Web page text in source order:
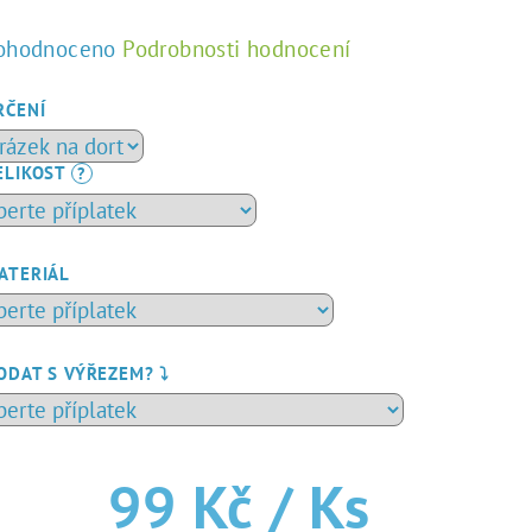
Podrobnosti hodnocení
?
S VÝŘEZEM? ⤵️
99 Kč / Ks